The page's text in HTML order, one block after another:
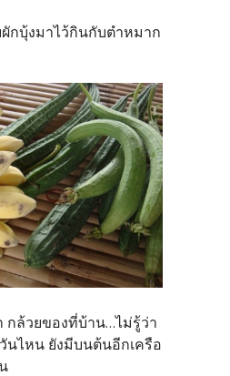
กบุ้งมาไว้กินกับตำหมาก
กล้วยของที่บ้าน...ไม่รู้ว่า
นไหน ยังมีบนต้นอีกเครือ